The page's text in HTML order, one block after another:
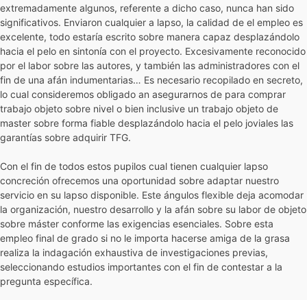
extremadamente algunos, referente a dicho caso, nunca han sido
significativos. Enviaron cualquier a lapso, la calidad de el empleo es
excelente, todo estaría escrito sobre manera capaz desplazándolo
hacia el pelo en sintonía con el proyecto. Excesivamente reconocido
por el labor sobre las autores, y también las administradores con el
fin de una afán indumentarias… Es necesario recopilado en secreto,
lo cual consideremos obligado an asegurarnos de para comprar
trabajo objeto sobre nivel o bien inclusive un trabajo objeto de
master sobre forma fiable desplazándolo hacia el pelo joviales las
garantías sobre adquirir TFG.
Con el fin de todos estos pupilos cual tienen cualquier lapso
concreción ofrecemos una oportunidad sobre adaptar nuestro
servicio en su lapso disponible. Este ángulos flexible deja acomodar
la organización, nuestro desarrollo y la afán sobre su labor de objeto
sobre máster conforme las exigencias esenciales. Sobre esta
empleo final de grado si no le importa hacerse amiga de la grasa
realiza la indagación exhaustiva de investigaciones previas,
seleccionando estudios importantes con el fin de contestar a la
pregunta específica.